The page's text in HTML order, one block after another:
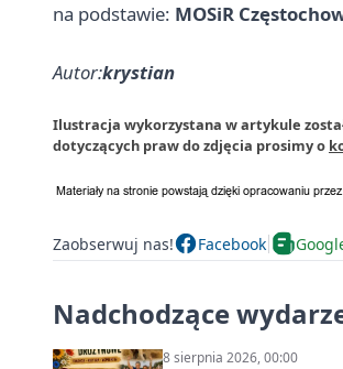
na podstawie: MOSiR
Autor:krystian
Ilustracja wykorzystana w artykule
dotyczących praw do zdjęcia prosimy o
Zaobserwuj nas! Facebook
Nadchodzące
8 sierpnia 2026, 00:00